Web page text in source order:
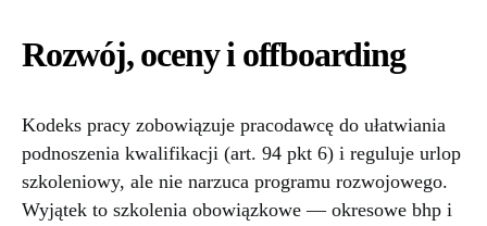
Rozwój, oceny i offboarding
Kodeks pracy zobowiązuje pracodawcę do ułatwiania
podnoszenia kwalifikacji (art. 94 pkt 6) i reguluje urlop
szkoleniowy, ale nie narzuca programu rozwojowego.
Wyjątek to szkolenia obowiązkowe — okresowe bhp i